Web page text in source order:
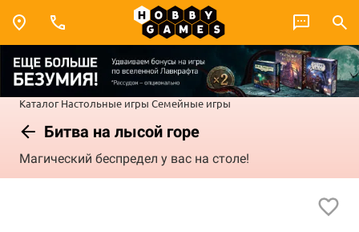
Каталог Настольные игры Семейные игры
Битва на лысой горе
Магический беспредел у вас на столе!